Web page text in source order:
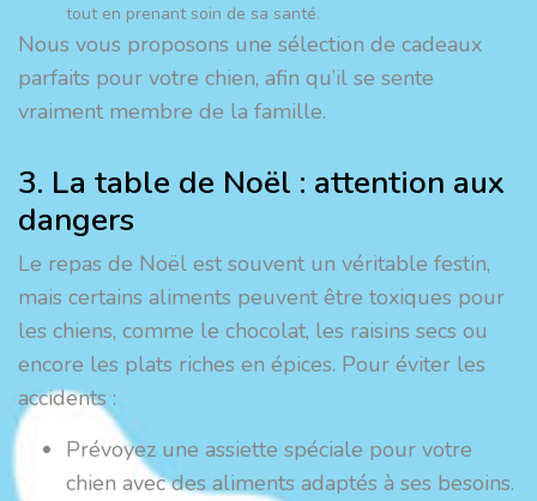
tout en prenant soin de sa santé.
Nous vous proposons une sélection de cadeaux
parfaits pour votre chien, afin qu’il se sente
vraiment membre de la famille.
3. La table de Noël : attention aux
dangers
Le repas de Noël est souvent un véritable festin,
mais certains aliments peuvent être toxiques pour
les chiens, comme le chocolat, les raisins secs ou
encore les plats riches en épices. Pour éviter les
accidents :
Prévoyez une assiette spéciale pour votre
chien avec des aliments adaptés à ses besoins.